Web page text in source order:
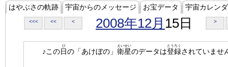
はやぶさの軌跡 宇宙からのメッセージ お宝データ 宇宙カレン
<<< << < 2008年12月 15日 >
♪この日
ひ
の「あけぼの」 衛星
えいせい
のデータは登録
とうろく
されていませ